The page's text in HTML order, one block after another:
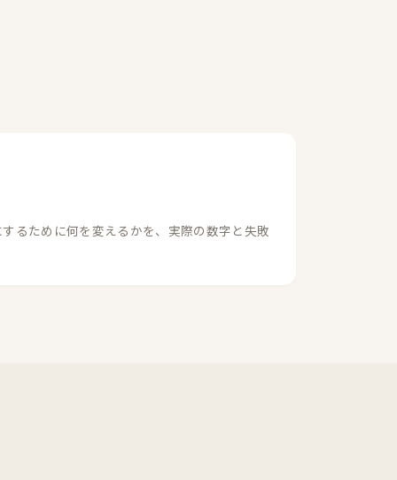
るために何を変えるかを、実際の数字と失敗